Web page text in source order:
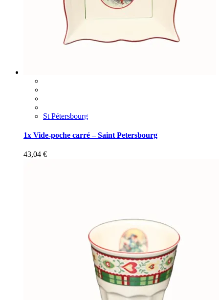
St Pétersbourg
1x Vide-poche carré – Saint Petersbourg
43,04 €